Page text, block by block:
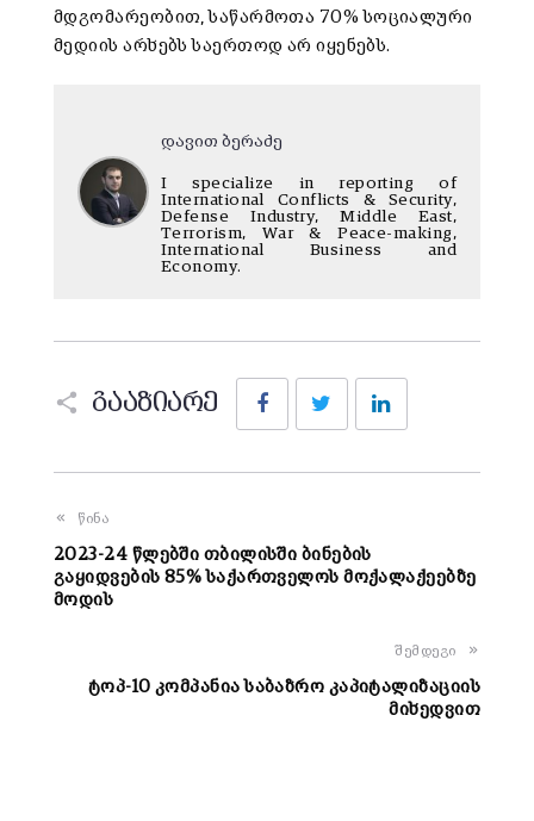
მდგომარეობით, საწარმოთა 70% სოციალური
მედიის არხებს საერთოდ არ იყენებს.
დავით ბერაძე
I specialize in reporting of
International Conflicts & Security,
Defense Industry, Middle East,
Terrorism, War & Peace-making,
International Business and
Economy.
გააზიარე
FacebookTwitter
წინა
2023-24 წლებში თბილისში ბინების
გაყიდვების 85% საქართველოს მოქალაქეებზე
მოდის
შემდეგი
ტოპ-10 კომპანია საბაზრო კაპიტალიზაციის
მიხედვით